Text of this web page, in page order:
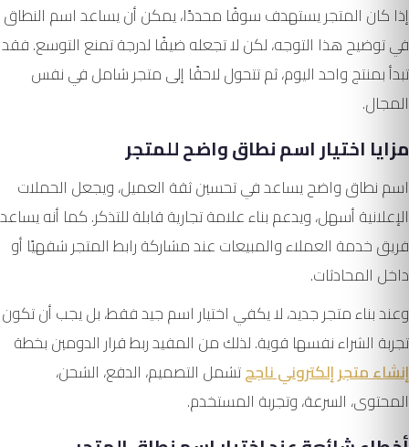
إذا كان المتجر يستهدف سوقًا محددًا، يمكن أن يساعد اسم النطاق
في توضيح هذا التوجه، لكن لا تجعله ضيقًا لدرجة تمنع التوسع. فقد
تبدأ بمنتج واحد اليوم، ثم تتحول لاحقًا إلى متجر شامل في نفس
المجال.
مزايا اختيار اسم نطاق واضح للمتجر
اسم نطاق واضح يساعد في تحسين ثقة العميل، ويجعل الحملات
الإعلانية أسهل، ويدعم بناء علامة تجارية قابلة للتذكر. كما أنه يساعد
فريق خدمة العملاء والمبيعات عند مشاركة رابط المتجر شفهيًا أو
داخل المحادثات.
وعند بناء متجر جديد، لا يكفي اختيار اسم جيد فقط، بل يجب أن تكون
تجربة الشراء نفسها قوية. لذلك من المفيد ربط قرار الدومين بخطة
إنشاء متجر إلكتروني ناجحتشمل التصميم، الدفع، الشحن،
المحتوى، السرعة، وتجربة المستخدم.